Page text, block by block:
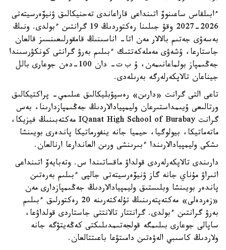
ءابىلقاس ساعىنوۆ اتىنداعى قاراعاندى تەحنيكالىق ۋنيۆەرسيتەتى
2026-2027 وقۋ جىلىنا رەكتوردىڭ 19 گرانتىن ءبولدى. ونىڭ
بەسەۋى جەتىم بالالار مەن اتا- اناسىنىڭ قامقورلىعىنسىز قالعان
جاستارعا، ۇشەۋى مەملەكەتتىك ءبىلىم بەرۋ گرانتى كونكۋرسىندا
جەڭىمپاز بولماعانىمەن، ۇ ب ت- دان 100-دەن جوعارى بالل
جيناعان تالاپكەرلەرگە بەرىلەدى.
تاعى التى گرانت «دارىن» رەسپۋبليكالىق عىلىمي- پراكتيكالىق
ورتالىعى ۇيىمداستىرعان وليمپيادالاردىڭ جەڭىمپازدارىنا، بەس
گرانت IQanat High School of Burabay مەكتەبىنىڭ فيزيكا،
ماتەماتيكا، بيولوگيا، حيميا جانە ينفورماتيكا پاندەرى بويىنشا
ىشكى وليمپيادالارىندا ءبىرىنشى ورىن العاندارعا ارنالعان.
دارىندى تالاپكەرلەردى قولداۋ ماقساتىندا س. وتەبايەۆ اتىنداعى
اتىراۋ مۇناي جانە گاز ۋنيۆەرسيتەتى جالپى ءبىلىم بەرەتىن
پاندەر بويىنشا وبلىستىق وليمپيادالاردىڭ جەڭىمپازدارى مەن
«زەردەلى» مەكتەپتەرىنىڭ تۇلەكتەرىنە 20 رەكتورلىق ءبىلىم
بەرۋ گرانتىن ءبولدى. گرانتتار تالانتتى جاستاردى قولداۋعا،
ساپالى جوعارى بىلىمگە قولجەتىمدىلىكتى كەڭەيتۋگە جانە
ولاردىڭ كاسىبي الەۋەتىن دامىتۋعا باعىتتالعان.